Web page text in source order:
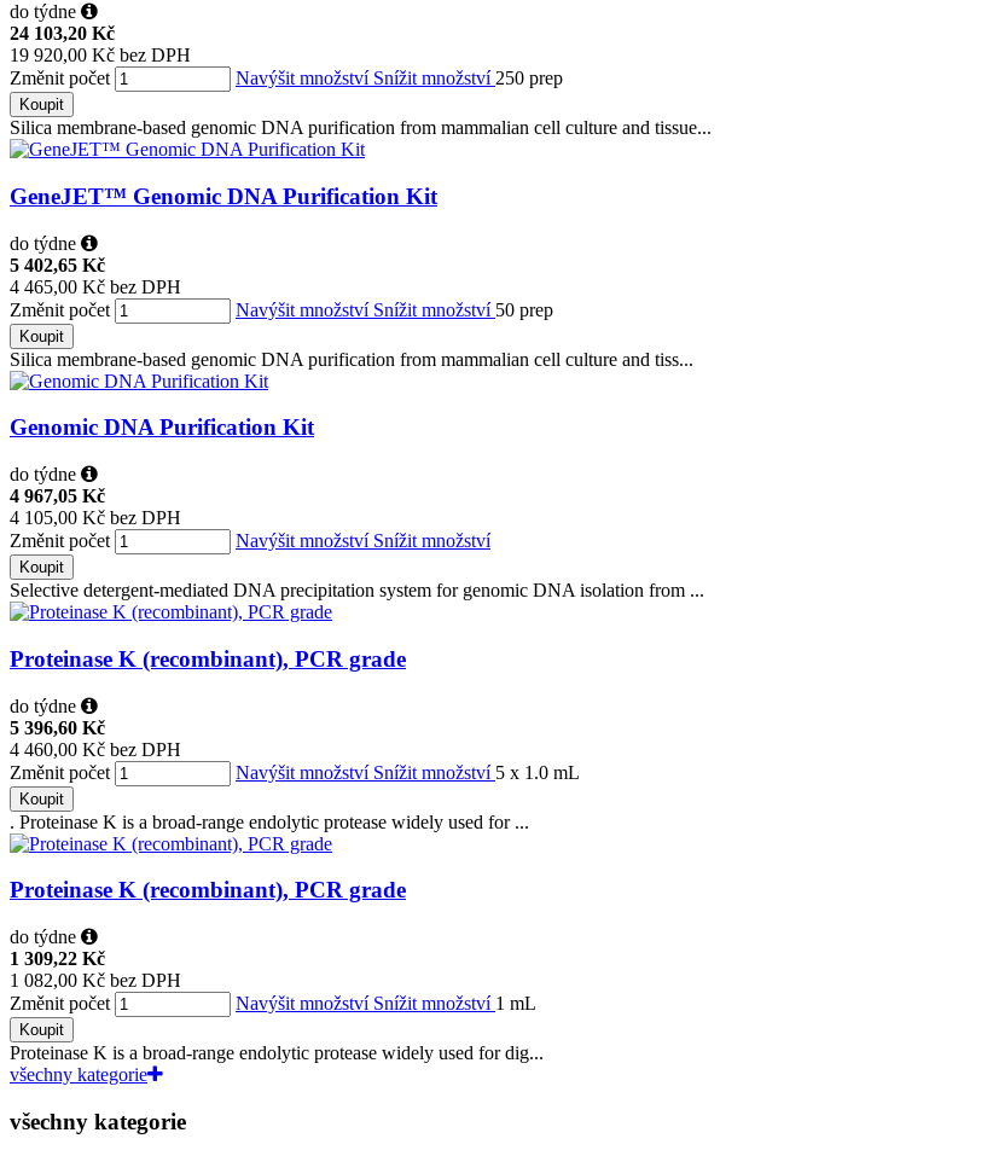
do týdne
24 103,20 Kč
19 920,00 Kč bez DPH
Změnit počet
Navýšit množství Snížit množství 250 prep
Koupit
Silica membrane-based genomic DNA purification from mammalian cell culture and tissue...
GeneJET™ Genomic DNA Purification Kit
do týdne
5 402,65 Kč
4 465,00 Kč bez DPH
Změnit počet
Navýšit množství Snížit množství 50 prep
Koupit
Silica membrane-based genomic DNA purification from mammalian cell culture and tiss...
Genomic DNA Purification Kit
do týdne
4 967,05 Kč
4 105,00 Kč bez DPH
Změnit počet
Navýšit množství Snížit množství
Koupit
Selective detergent-mediated DNA precipitation system for genomic DNA isolation from ...
Proteinase K (recombinant), PCR grade
do týdne
5 396,60 Kč
4 460,00 Kč bez DPH
Změnit počet
Navýšit množství Snížit množství 5 x 1.0 mL
Koupit
. Proteinase K is a broad-range endolytic protease widely used for ...
Proteinase K (recombinant), PCR grade
do týdne
1 309,22 Kč
1 082,00 Kč bez DPH
Změnit počet
Navýšit množství Snížit množství 1 mL
Koupit
Proteinase K is a broad-range endolytic protease widely used for dig...
všechny kategorie
všechny kategorie